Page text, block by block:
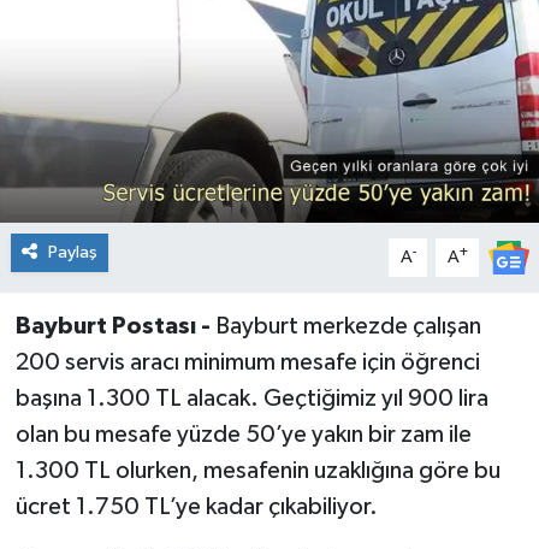
Paylaş A- A+
Bayburt Postası - Bayburt merkezde çalışan
200 servis aracı minimum mesafe için öğrenci
başına 1.300 TL alacak. Geçtiğimiz yıl 900 lira
olan bu mesafe yüzde 50’ye yakın bir zam ile
1.300 TL olurken, mesafenin uzaklığına göre bu
ücret 1.750 TL’ye kadar çıkabiliyor.